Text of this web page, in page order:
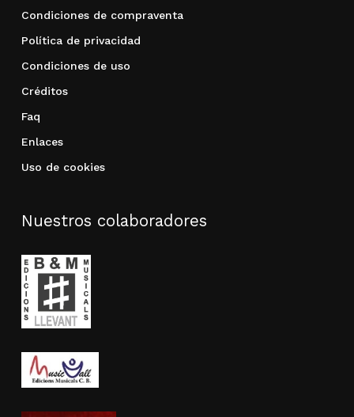
Condiciones de compraventa
Política de privacidad
Condiciones de uso
Créditos
Faq
Enlaces
Uso de cookies
Nuestros colaboradores